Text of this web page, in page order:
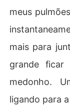
meus
mais para
grande ficar
medonho.
ligando para